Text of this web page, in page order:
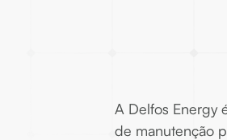
A Delfos Energy
de manutenção